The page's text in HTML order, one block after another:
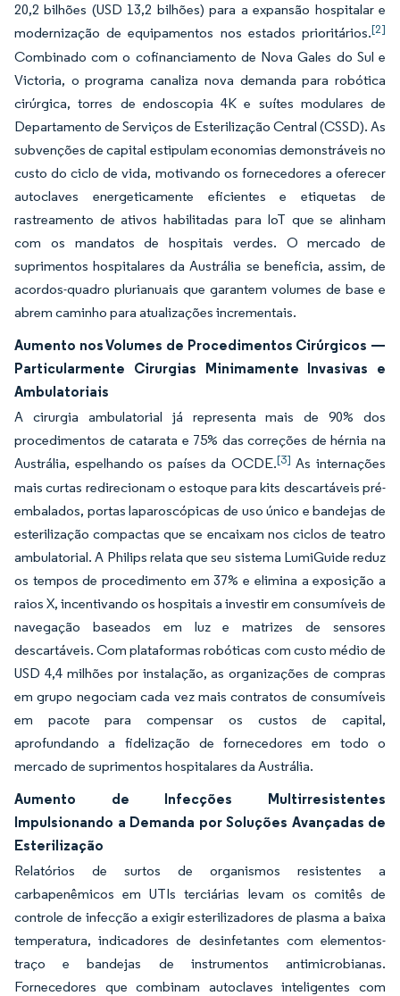
20,2 bilhões (USD 13,2 bilhões) para a expansão hospitalar e
modernização de equipamentos nos estados prioritários.[2]
Combinado com o cofinanciamento de Nova Gales do Sul e
Victoria, o programa canaliza nova demanda para robótica
cirúrgica, torres de endoscopia 4K e suítes modulares de
Departamento de Serviços de Esterilização Central (CSSD). As
subvenções de capital estipulam economias demonstráveis no
custo do ciclo de vida, motivando os fornecedores a oferecer
autoclaves energeticamente eficientes e etiquetas de
rastreamento de ativos habilitadas para IoT que se alinham
com os mandatos de hospitais verdes. O mercado de
suprimentos hospitalares da Austrália se beneficia, assim, de
acordos-quadro plurianuais que garantem volumes de base e
abrem caminho para atualizações incrementais.
Aumento nos Volumes de Procedimentos Cirúrgicos —
Particularmente Cirurgias Minimamente Invasivas e
Ambulatoriais
A cirurgia ambulatorial já representa mais de 90% dos
procedimentos de catarata e 75% das correções de hérnia na
Austrália, espelhando os países da OCDE.[3] As internações
mais curtas redirecionam o estoque para kits descartáveis pré-
embalados, portas laparoscópicas de uso único e bandejas de
esterilização compactas que se encaixam nos ciclos de teatro
ambulatorial. A Philips relata que seu sistema LumiGuide reduz
os tempos de procedimento em 37% e elimina a exposição a
raios X, incentivando os hospitais a investir em consumíveis de
navegação baseados em luz e matrizes de sensores
descartáveis. Com plataformas robóticas com custo médio de
USD 4,4 milhões por instalação, as organizações de compras
em grupo negociam cada vez mais contratos de consumíveis
em pacote para compensar os custos de capital,
aprofundando a fidelização de fornecedores em todo o
mercado de suprimentos hospitalares da Austrália.
Aumento de Infecções Multirresistentes
Impulsionando a Demanda por Soluções Avançadas de
Esterilização
Relatórios de surtos de organismos resistentes a
carbapenêmicos em UTIs terciárias levam os comitês de
controle de infecção a exigir esterilizadores de plasma a baixa
temperatura, indicadores de desinfetantes com elementos-
traço e bandejas de instrumentos antimicrobianas.
Fornecedores que combinam autoclaves inteligentes com